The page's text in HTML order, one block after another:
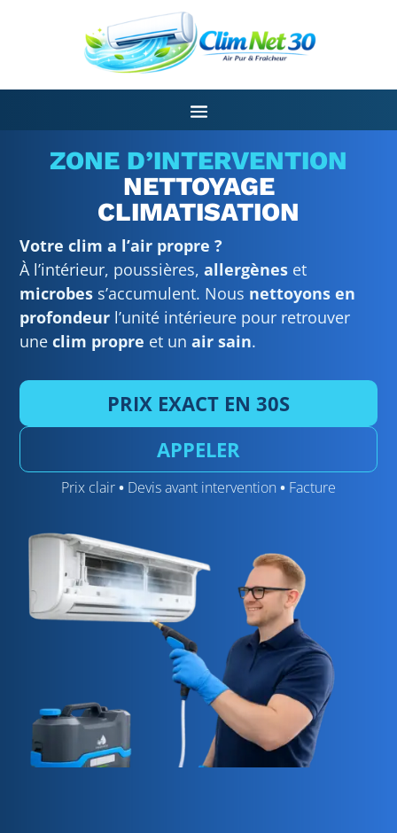
ZONE D’INTERVENTION
NETTOYAGE
CLIMATISATION
Votre clim a l’air propre ?
À l’intérieur, poussières,allergènes et
microbes s’accumulent. Nous nettoyons en
profondeur l’unité intérieure pour retrouver
uneclim propre et unair sain.
PRIX EXACT EN 30S
APPELER
Prix clair• Devis avant intervention • Facture